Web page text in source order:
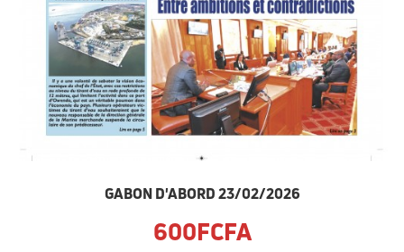
GABON D'ABORD 23/02/2026
600FCFA